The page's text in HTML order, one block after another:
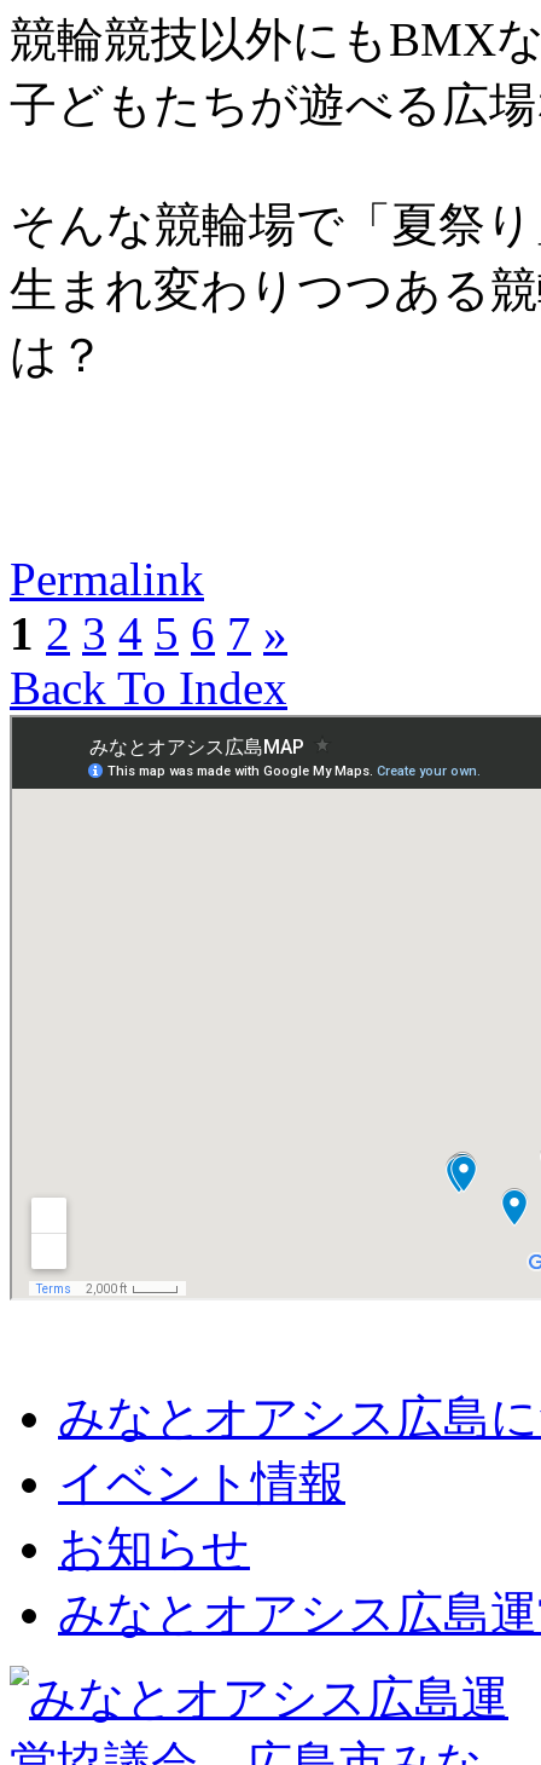
競輪競技以外にもBMX
子どもたちが遊べる広
そんな競輪場で「夏祭
生まれ変わりつつある
は？
Permalink
1 2 3 4 5 6 7 »
Back To Index
みなとオアシス広島
イベント情報
お知らせ
みなとオアシス広島